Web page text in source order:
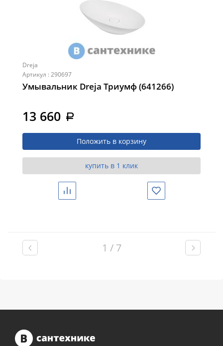
Dreja
Артикул : 290697
Умывальник Dreja Триумф (641266)
13 660 a
Положить в корзину
купить в 1 клик
Сравнить Избранное
1 / 7